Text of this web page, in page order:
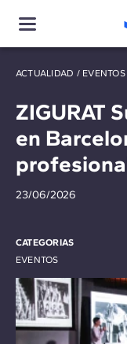
ACTUALIDAD / EVENTOS
ZIGURAT
en
23/06/2026
CATEGORIAS
EVENTOS